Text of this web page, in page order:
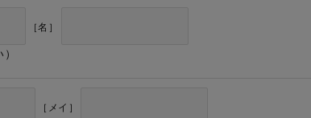
［名］
［メイ］